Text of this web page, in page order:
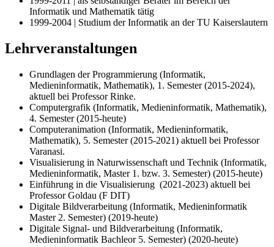
Informatik und Mathematik tätig
1999-2004 | Studium der Informatik an der TU Kaiserslautern
Lehrveranstaltungen
Grundlagen der Programmierung (Informatik,
Medieninformatik, Mathematik), 1. Semester (2015-2024),
aktuell bei Professor Rinke.
Computergrafik (Informatik, Medieninformatik, Mathematik),
4. Semester (2015-heute)
Computeranimation (Informatik, Medieninformatik,
Mathematik), 5. Semester (2015-2021) aktuell bei Professor
Varanasi.
Visualisierung in Naturwissenschaft und Technik (Informatik,
Medieninformatik, Master 1. bzw. 3. Semester) (2015-heute)
Einführung in die Visualisierung (2021-2023) aktuell bei
Professor Goldau (F DIT)
Digitale Bildverarbeitung (Informatik, Medieninformatik
Master 2. Semester) (2019-heute)
Digitale Signal- und Bildverarbeitung (Informatik,
Medieninformatik Bachleor 5. Semester) (2020-heute)